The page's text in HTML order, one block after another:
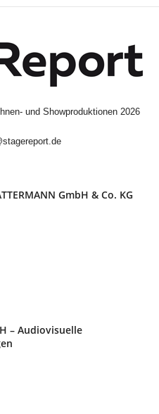
und Showproduktionen 2026
GmbH & Co. KG
– Audiovisuelle